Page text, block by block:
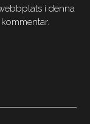
i denna